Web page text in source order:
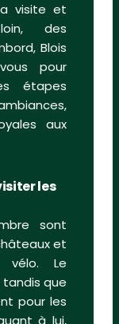
visite et
des
Blois
pour
étapes
aux
les
sont
et
vélo. Le
que
pour les
à lui,